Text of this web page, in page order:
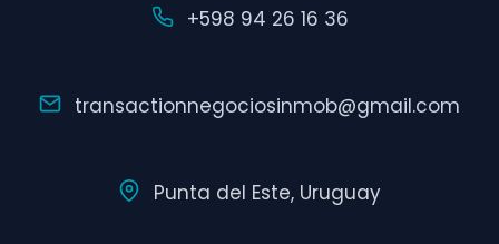
+598 94 26 16 36
transactionnegociosinmob@gmail.com
Punta del Este, Uruguay